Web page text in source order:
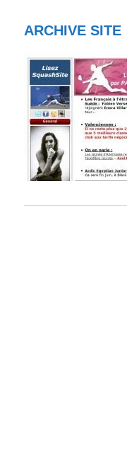
ARCHIVE SITE